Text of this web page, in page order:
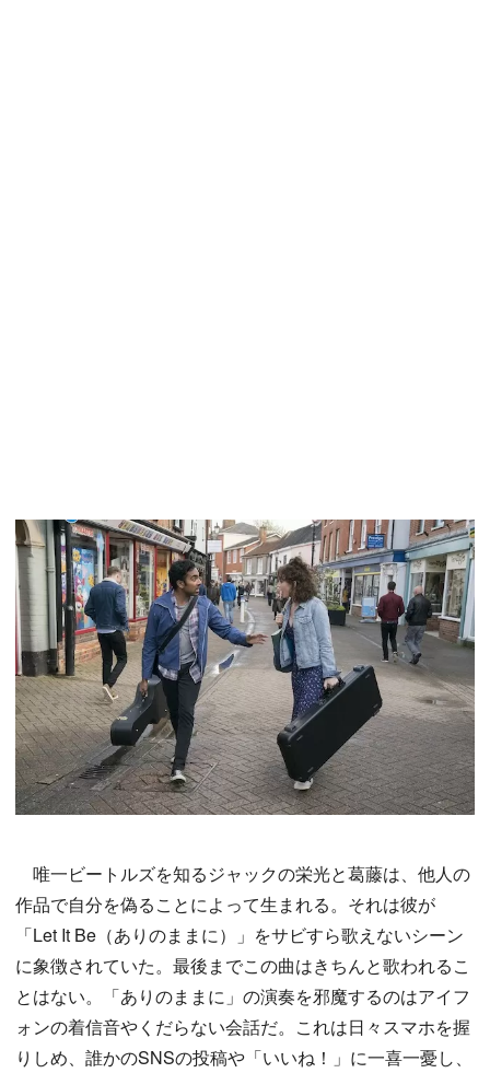
唯一ビートルズを知るジャックの栄光と葛藤は、他人の
作品で自分を偽ることによって生まれる。それは彼が
「Let It Be（ありのままに）」をサビすら歌えないシーン
に象徴されていた。最後までこの曲はきちんと歌われるこ
とはない。「ありのままに」の演奏を邪魔するのはアイフ
ォンの着信音やくだらない会話だ。これは日々スマホを握
りしめ、誰かのSNSの投稿や「いいね！」に一喜一憂し、